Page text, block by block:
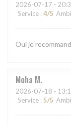
2026-07-17 -
Service : 4/5
Oui je
Moha M
2026-07-18 -
Service : 5/5